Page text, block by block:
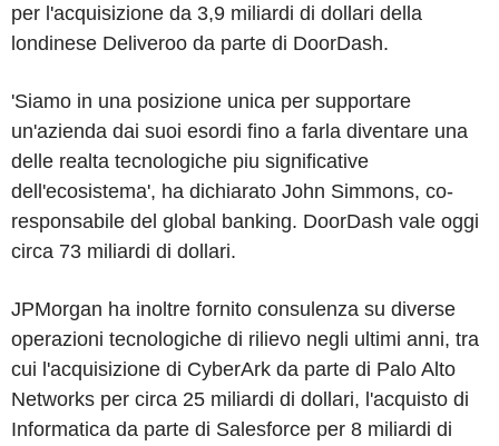
per l'acquisizione da 3,9 miliardi di dollari della
londinese Deliveroo da parte di DoorDash.
'Siamo in una posizione unica per supportare
un'azienda dai suoi esordi fino a farla diventare una
delle realta tecnologiche piu significative
dell'ecosistema', ha dichiarato John Simmons, co-
responsabile del global banking. DoorDash vale oggi
circa 73 miliardi di dollari.
JPMorgan ha inoltre fornito consulenza su diverse
operazioni tecnologiche di rilievo negli ultimi anni, tra
cui l'acquisizione di CyberArk da parte di Palo Alto
Networks per circa 25 miliardi di dollari, l'acquisto di
Informatica da parte di Salesforce per 8 miliardi di